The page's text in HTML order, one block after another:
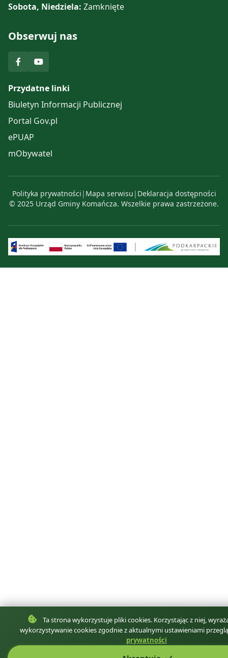
Sobota, Niedziela: Zamknięte
Obserwuj nas
Przydatne linki
Biuletyn Informacji Publicznej
Portal Gov.pl
ePUAP
mObywatel
Polityka prywatności | Mapa serwisu | Deklaracja dostępności
© 2025 Urząd Gminy Komańcza. Wszelkie prawa zastrzeżone.
Ta strona wykorzystuje pliki cookies. Korzystając z niej,
wykorzystywanie cookies zgodnie z aktualnymi ustawieniami
prywatności